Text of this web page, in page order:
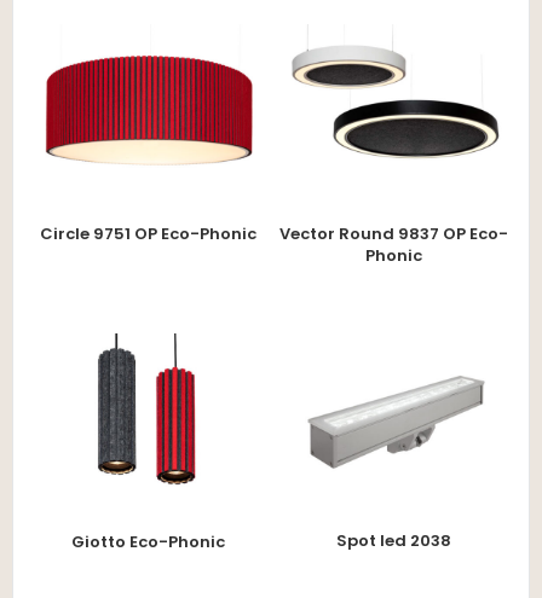
Circle 9751 OP Eco-Phonic
Vector Round 9837 OP Eco-
Phonic
Giotto Eco-Phonic Spot led 2038